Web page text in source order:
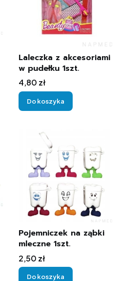
Laleczka z akcesoriami
w pudełku 1szt.
Cena
4,80 zł
Do koszyka
Pojemniczek na ząbki
mleczne 1szt.
Cena
2,50 zł
Do koszyka